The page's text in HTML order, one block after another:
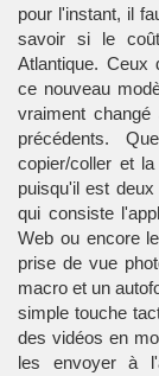
pour l'instant, il
savoir si le
Atlantique. Ceux
ce nouveau
vraiment
précédents.
copier/coller et
puisqu'il est
qui consiste
Web ou encore
prise de vue
macro et un
simple touche
des vidéos en
les envoyer à